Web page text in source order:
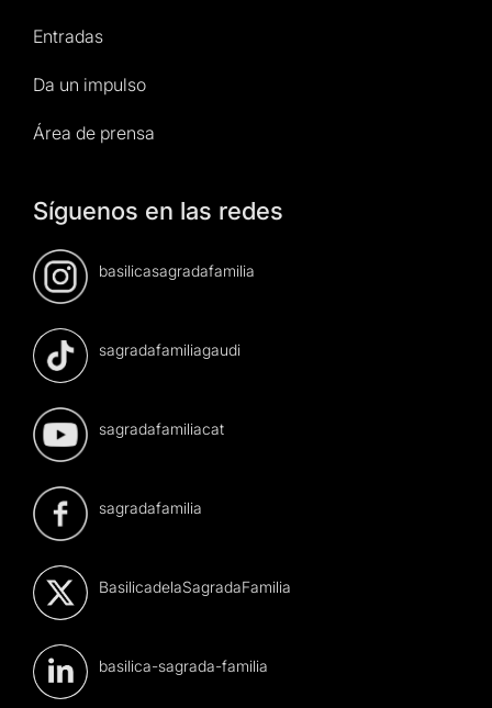
Entradas
Da un impulso
Área de prensa
Síguenos en las redes
basilicasagradafamilia
sagradafamiliagaudi
sagradafamiliacat
sagradafamilia
BasilicadelaSagradaFamilia
basilica-sagrada-familia